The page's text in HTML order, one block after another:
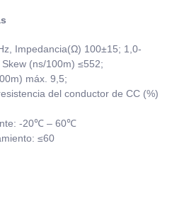
Impedancia(Ω) 100±15; 1,0-
(ns/100m) ≤552;
máx. 9,5;
del conductor de CC (%)
-20℃ – 60℃
≤60